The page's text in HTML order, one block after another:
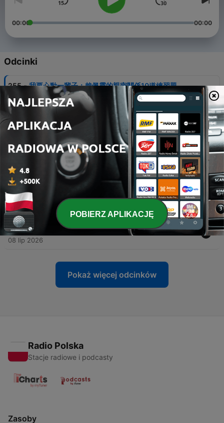
00:00 00:00
Odcinki
255 - 我要心動一輩子：賴佩霞的親密關係10道練習題
05 sie 2026
媽媽的公主病：被母愛勒索的女兒心，如何自癒走出
自我？！
不夠好也可以：放下完美的沉重枷鎖，找回女人的趣
21 lip 2026
252 - 放暑假囉！家長如何安排小孩的暑假活動
15 lip 2026
251 - 跟家庭的傷說再見：周建志與生命和解的故事療癒
08 lip 2026
Pokaż więcej odcinków
Radio Polska
Stacje radiowe i podcasty
Zasoby
POBIERZ APLIKACJĘ